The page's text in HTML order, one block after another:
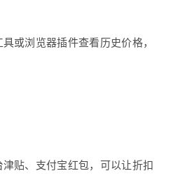
浏览器插件查看历史价格，
贴、支付宝红包，可以让折扣